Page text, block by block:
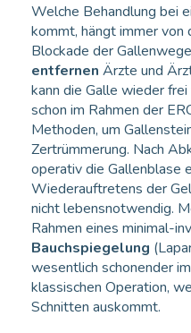
Welche Behandlung bei
kommt, hängt immer von
Blockade der
entfernen Ärzte und
kann die Galle wieder
schon im Rahmen der
Methoden, um
Zertrümmerung. Nach
operativ die Gallenblase
Wiederauftretens der
nicht lebensnotwendig.
Rahmen eines minimal-
Bauchspiegelung
wesentlich schonender
klassischen Operation,
Schnitten auskommt.